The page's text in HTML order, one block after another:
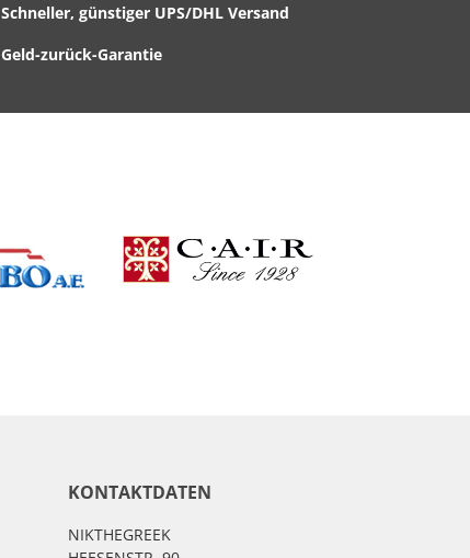
Schneller, günstiger UPS/DHL Versand
Geld-zurück-Garantie
KONTAKTDATEN
NIKTHEGREEK